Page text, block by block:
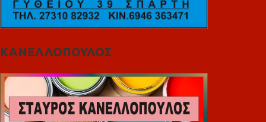
ΚΑΝΕΛΛΟΠΟΥΛΟΣ